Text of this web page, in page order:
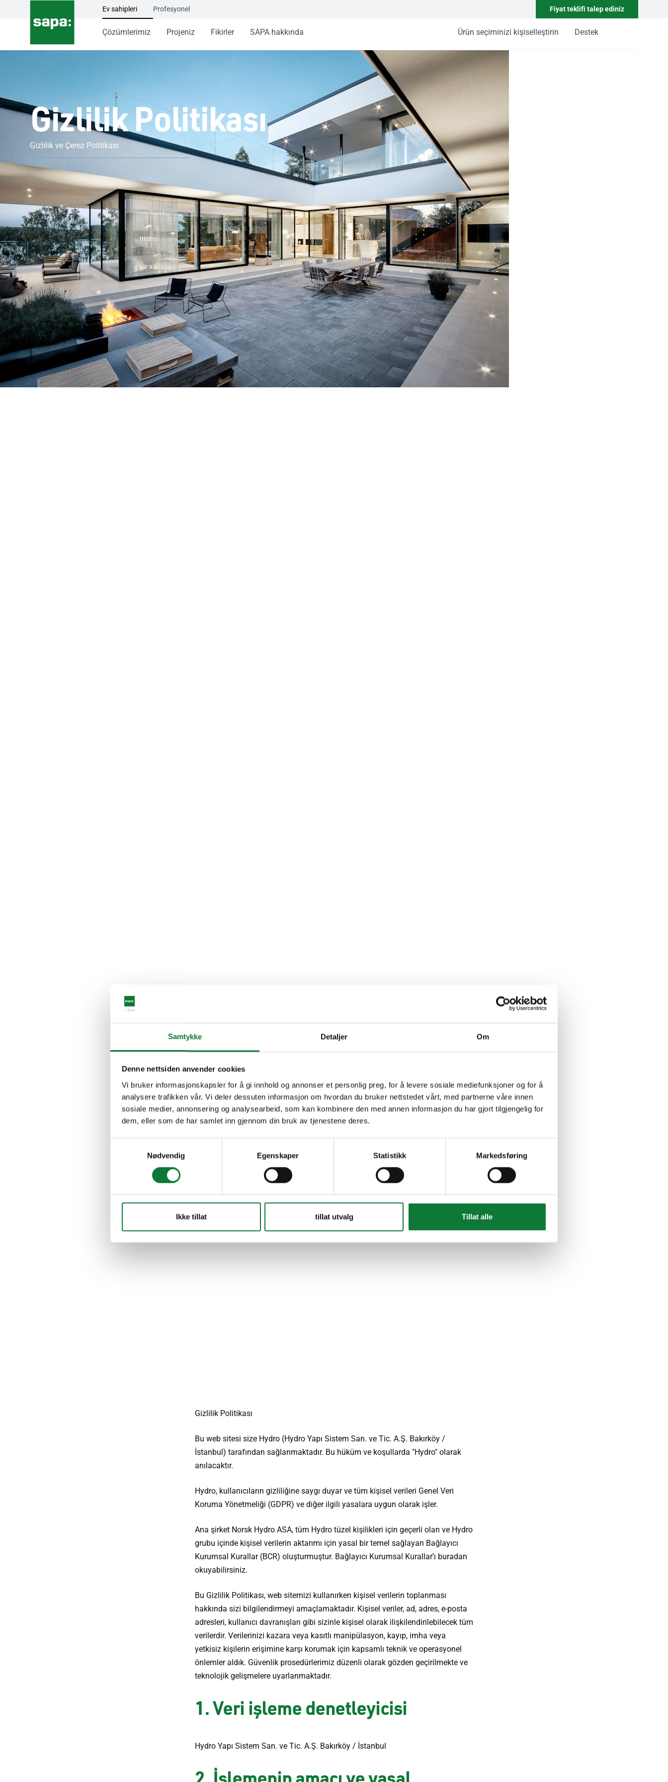
Samtykke Detaljer Om
Denne nettsiden anvender cookies
Vi bruker informasjonskapsler for å gi innhold og annonser et personlig preg, for å levere sosiale mediefunksjoner og for å
analysere trafikken vår. Vi deler dessuten informasjon om hvordan du bruker nettstedet vårt, med partnerne våre innen
sosiale medier, annonsering og analysearbeid, som kan kombinere den med annen informasjon du har gjort tilgjengelig for
dem, eller som de har samlet inn gjennom din bruk av tjenestene deres.
Nødvendig
Egenskaper Statistikk Markedsføring
Ikke tillat tillat utvalg Tillat alle
Ev sahipleri Profesyonel Fiyat teklifi talep ediniz
Çözümlerimiz Projeniz Fikirler SAPA hakkında Ürün seçiminizi kişiselleştirin Destek
Gizlilik Politikası
Gizlilik ve Çerez Politikası
Gizlilik Politikası
Bu web sitesi size Hydro (Hydro Yapı Sistem San. ve Tic. A.Ş. Bakırköy /
İstanbul) tarafından sağlanmaktadır. Bu hüküm ve koşullarda "Hydro" olarak
anılacaktır.
Hydro, kullanıcıların gizliliğine saygı duyar ve tüm kişisel verileri Genel Veri
Koruma Yönetmeliği (GDPR) ve diğer ilgili yasalara uygun olarak işler.
Ana şirket Norsk Hydro ASA, tüm Hydro tüzel kişilikleri için geçerli olan ve Hydro
grubu içinde kişisel verilerin aktarımı için yasal bir temel sağlayan Bağlayıcı
Kurumsal Kurallar (BCR) oluşturmuştur. Bağlayıcı Kurumsal Kurallar’ı buradan
okuyabilirsiniz.
Bu Gizlilik Politikası, web sitemizi kullanırken kişisel verilerin toplanması
hakkında sizi bilgilendirmeyi amaçlamaktadır. Kişisel veriler, ad, adres, e-posta
adresleri, kullanıcı davranışları gibi sizinle kişisel olarak ilişkilendirilebilecek tüm
verilerdir. Verilerinizi kazara veya kasıtlı manipülasyon, kayıp, imha veya
yetkisiz kişilerin erişimine karşı korumak için kapsamlı teknik ve operasyonel
önlemler aldık. Güvenlik prosedürlerimiz düzenli olarak gözden geçirilmekte ve
teknolojik gelişmelere uyarlanmaktadır.
1. Veri işleme denetleyicisi
Hydro Yapı Sistem San. ve Tic. A.Ş. Bakırköy / İstanbul